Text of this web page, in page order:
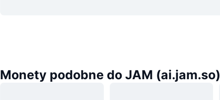
Monety podobne do JAM (ai.jam.so)